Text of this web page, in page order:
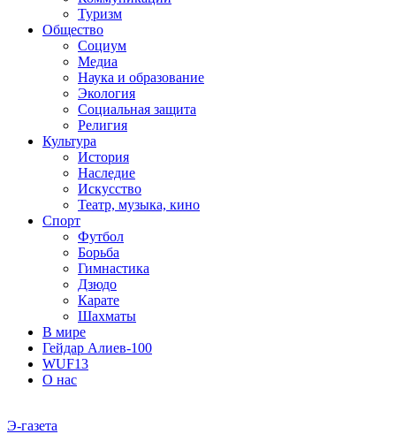
Туризм
Общество
Социум
Медиа
Наука и образование
Экология
Социальная защита
Религия
Культура
История
Наследие
Искусство
Театр, музыка, кино
Спорт
Футбол
Борьба
Гимнастика
Дзюдо
Карате
Шахматы
В мире
Гейдар Алиев-100
WUF13
О нас
Э-газета